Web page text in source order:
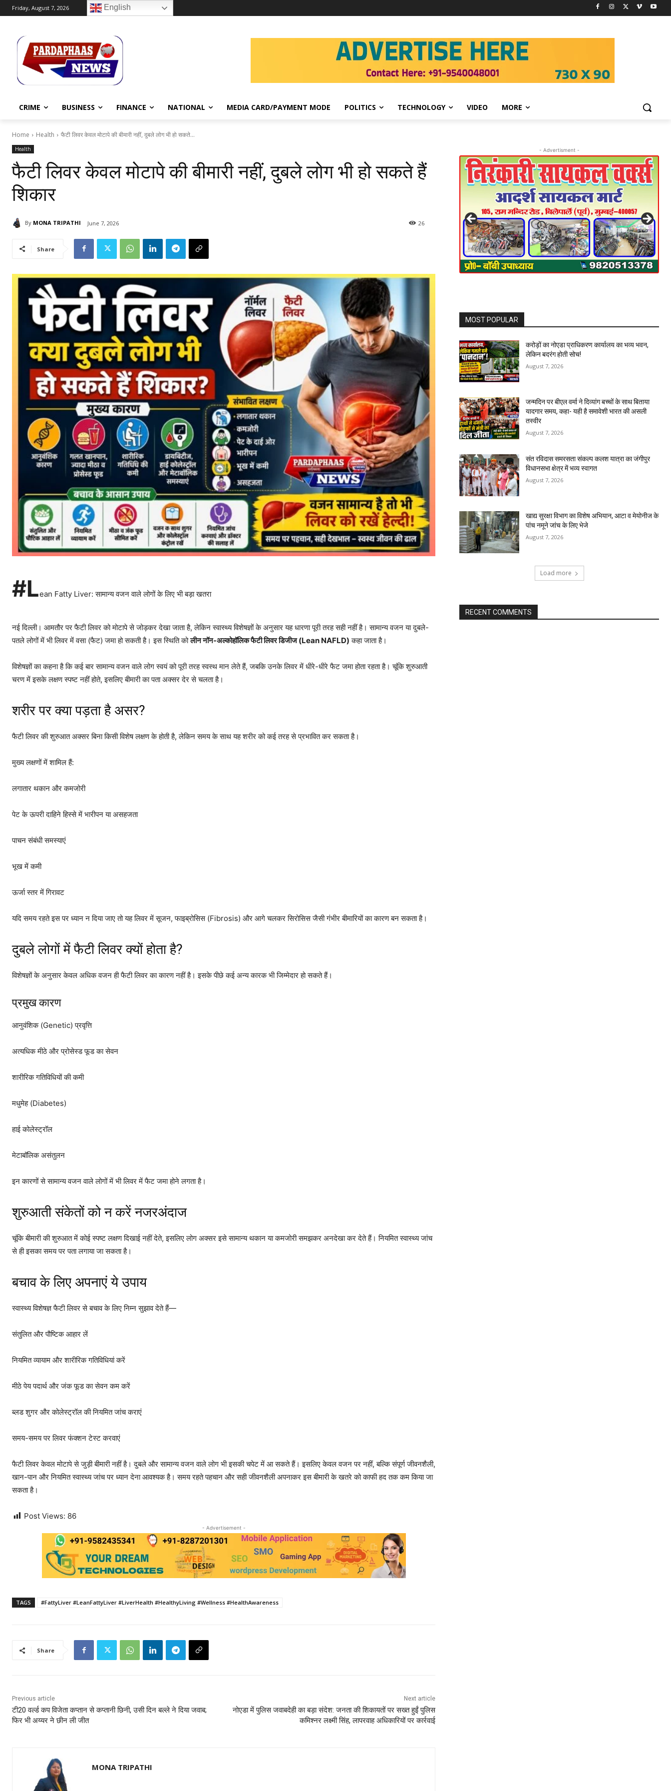
Friday, August 7, 2026 English
CRIME BUSINESS FINANCE NATIONAL MEDIA CARD/PAYMENT MODE POLITICS TECHNOLOGY VIDEO MORE
Home Health फैटी लिवर केवल मोटापे की बीमारी नहीं, दुबले लोग भी हो सकते...
Health
फैटी लिवर केवल मोटापे की बीमारी नहीं, दुबले लोग भी हो सकते हैं
शिकार
By MONA TRIPATHI June 7, 2026 26
Share
#Lean Fatty Liver: सामान्य वजन वाले लोगों के लिए भी बड़ा खतरा
नई दिल्ली। आमतौर पर फैटी लिवर को मोटापे से जोड़कर देखा जाता है, लेकिन स्वास्थ्य विशेषज्ञों के अनुसार यह धारणा पूरी तरह सही नहीं है। सामान्य वजन या दुबले-
पतले लोगों में भी लिवर में वसा (फैट) जमा हो सकती है। इस स्थिति कोलीन नॉन-अल्कोहॉलिक फैटी लिवर डिजीज (Lean NAFLD) कहा जाता है।
विशेषज्ञों का कहना है कि कई बार सामान्य वजन वाले लोग स्वयं को पूरी तरह स्वस्थ मान लेते हैं, जबकि उनके लिवर में धीरे-धीरे फैट जमा होता रहता है। चूंकि शुरुआती
चरण में इसके लक्षण स्पष्ट नहीं होते, इसलिए बीमारी का पता अक्सर देर से चलता है।
शरीर पर क्या पड़ता है असर?
फैटी लिवर की शुरुआत अक्सर बिना किसी विशेष लक्षण के होती है, लेकिन समय के साथ यह शरीर को कई तरह से प्रभावित कर सकता है।
मुख्य लक्षणों में शामिल हैं:
लगातार थकान और कमजोरी
पेट के ऊपरी दाहिने हिस्से में भारीपन या असहजता
पाचन संबंधी समस्याएं
भूख में कमी
ऊर्जा स्तर में गिरावट
यदि समय रहते इस पर ध्यान न दिया जाए तो यह लिवर में सूजन, फाइब्रोसिस (Fibrosis) और आगे चलकर सिरोसिस जैसी गंभीर बीमारियों का कारण बन सकता है।
दुबले लोगों में फैटी लिवर क्यों होता है?
विशेषज्ञों के अनुसार केवल अधिक वजन ही फैटी लिवर का कारण नहीं है। इसके पीछे कई अन्य कारक भी जिम्मेदार हो सकते हैं।
प्रमुख कारण
आनुवंशिक (Genetic) प्रवृत्ति
अत्यधिक मीठे और प्रोसेस्ड फूड का सेवन
शारीरिक गतिविधियों की कमी
मधुमेह (Diabetes)
हाई कोलेस्ट्रॉल
मेटाबॉलिक असंतुलन
इन कारणों से सामान्य वजन वाले लोगों में भी लिवर में फैट जमा होने लगता है।
शुरुआती संकेतों को न करें नजरअंदाज
चूंकि बीमारी की शुरुआत में कोई स्पष्ट लक्षण दिखाई नहीं देते, इसलिए लोग अक्सर इसे सामान्य थकान या कमजोरी समझकर अनदेखा कर देते हैं। नियमित स्वास्थ्य जांच
से ही इसका समय पर पता लगाया जा सकता है।
बचाव के लिए अपनाएं ये उपाय
स्वास्थ्य विशेषज्ञ फैटी लिवर से बचाव के लिए निम्न सुझाव देते हैं—
संतुलित और पौष्टिक आहार लें
नियमित व्यायाम और शारीरिक गतिविधियां करें
मीठे पेय पदार्थ और जंक फूड का सेवन कम करें
ब्लड शुगर और कोलेस्ट्रॉल की नियमित जांच कराएं
समय-समय पर लिवर फंक्शन टेस्ट करवाएं
फैटी लिवर केवल मोटापे से जुड़ी बीमारी नहीं है। दुबले और सामान्य वजन वाले लोग भी इसकी चपेट में आ सकते हैं। इसलिए केवल वजन पर नहीं, बल्कि संपूर्ण जीवनशैली,
खान-पान और नियमित स्वास्थ्य जांच पर ध्यान देना आवश्यक है। समय रहते पहचान और सही जीवनशैली अपनाकर इस बीमारी के खतरे को काफी हद तक कम किया जा
सकता है।
Post Views: 86
- Advertisement -
TAGS #FattyLiver #LeanFattyLiver #LiverHealth #HealthyLiving #Wellness #HealthAwareness
Share
Previous article
टी20 वर्ल्ड कप विजेता कप्तान से कप्तानी छिनी, उसी दिन बल्ले ने दिया जवाब;
फिर भी अय्यर ने छीन ली जीत
Next article
नोएडा में पुलिस जवाबदेही का बड़ा संदेश: जनता की शिकायतों पर सख्त हुईं पुलिस
कमिश्नर लक्ष्मी सिंह, लापरवाह अधिकारियों पर कार्रवाई
MONA TRIPATHI
- Advertisment -
MOST POPULAR
करोड़ों का नोएडा प्राधिकरण कार्यालय का भव्य भवन,
लेकिन बदरंग होती सोच!
August 7, 2026
जन्मदिन पर बीएल वर्मा ने दिव्यांग बच्चों के साथ बिताया
यादगार समय, कहा- यही है समावेशी भारत की असली
तस्वीर
August 7, 2026
संत रविदास समरसता संकल्प कलश यात्रा का जंगीपुर
विधानसभा क्षेत्र में भव्य स्वागत
August 7, 2026
खाद्य सुरक्षा विभाग का विशेष अभियान, आटा व मेयोनीज के
पांच नमूने जांच के लिए भेजे
August 7, 2026
Load more
RECENT COMMENTS